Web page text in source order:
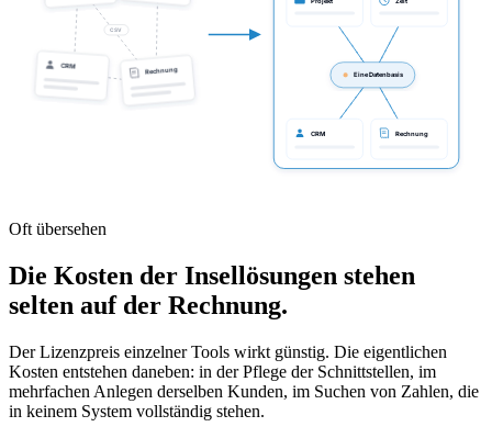
CSV
CRM Rechnung Eine Datenbasis
CRM Rechnung
Oft übersehen
Die Kosten der Insellösungen stehen
selten auf der Rechnung.
Der Lizenzpreis einzelner Tools wirkt günstig. Die eigentlichen
Kosten entstehen daneben: in der Pflege der Schnittstellen, im
mehrfachen Anlegen derselben Kunden, im Suchen von Zahlen, die
in keinem System vollständig stehen.